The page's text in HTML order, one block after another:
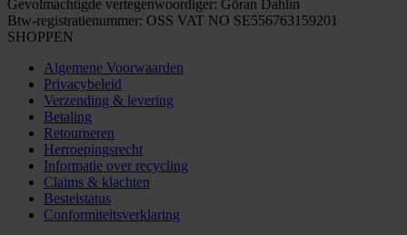
Gevolmachtigde vertegenwoordiger: Göran Dahlin
Btw-registratienummer: OSS VAT NO SE556763159201
SHOPPEN
Algemene Voorwaarden
Privacybeleid
Verzending & levering
Betaling
Retourneren
Herroepingsrecht
Informatie over recycling
Claims & klachten
Bestelstatus
Conformiteitsverklaring